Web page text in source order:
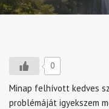
0
Minap felhívott kedves
problémáját igyekszem